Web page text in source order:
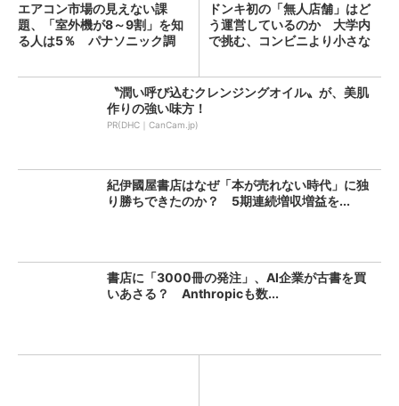
エアコン市場の見えない課
題、「室外機が8～9割」を知
る人は5％ パナソニック調
ドンキ初の「無人店舗」はど
う運営しているのか 大学内
で挑む、コンビニより小さな
〝潤い呼び込むクレンジングオイル〟が、美肌
作りの強い味方！
PR(DHC｜CanCam.jp)
紀伊國屋書店はなぜ「本が売れない時代」に独
り勝ちできたのか？ 5期連続増収増益を...
書店に「3000冊の発注」、AI企業が古書を買
いあさる？ Anthropicも数...